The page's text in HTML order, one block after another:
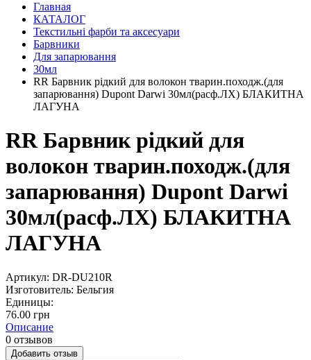
Главная
КАТАЛОГ
Текстильні фарби та аксесуари
Барвники
Для запарювання
30мл
RR Барвник рідкий для волокон тварин.походж.(для
запарювання) Dupont Darwi 30мл(расф.ЛХ) БЛАКИТНА
ЛАГУНА
RR Барвник рідкий для
волокон тварин.походж.(для
запарювання) Dupont Darwi
30мл(расф.ЛХ) БЛАКИТНА
ЛАГУНА
Артикул: DR-DU210R
Изготовитель: Бельгия
Единицы:
76.00 грн
Описание
0 отзывов
Добавить отзыв